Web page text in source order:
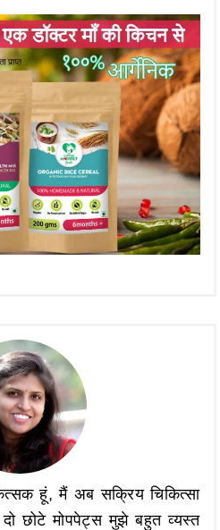
हूं, मैं अब सक्रिय चिकित्सा
दो छोटे मोपपेट्स मुझे बहुत व्यस्त